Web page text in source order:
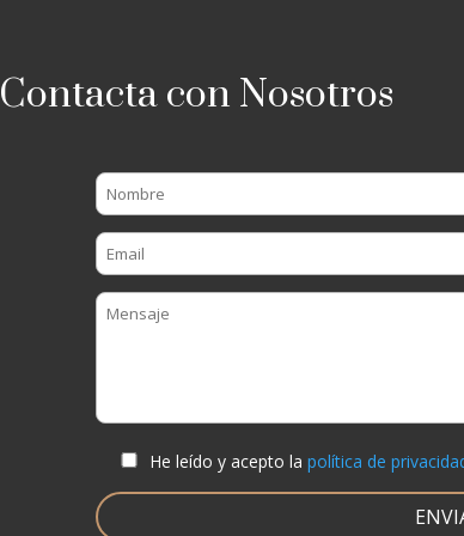
Contacta con Nosotros
He leído y acepto lapolítica de